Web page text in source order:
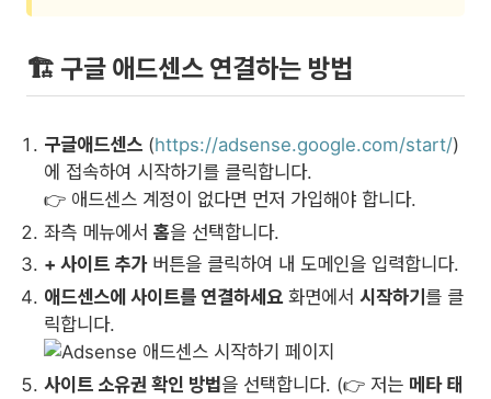
🏗️ 구글 애드센스 연결하는 방법
구글애드센스 (https://adsense.google.com/start/)
에 접속하여 시작하기를 클릭합니다.
👉 애드센스 계정이 없다면 먼저 가입해야 합니다.
좌측 메뉴에서 홈을 선택합니다.
+ 사이트 추가버튼을 클릭하여 내 도메인을 입력합니다.
애드센스에 사이트를 연결하세요화면에서 시작하기 를 클
릭합니다.
사이트 소유권 확인 방법을 선택합니다. (👉 저는 메타 태